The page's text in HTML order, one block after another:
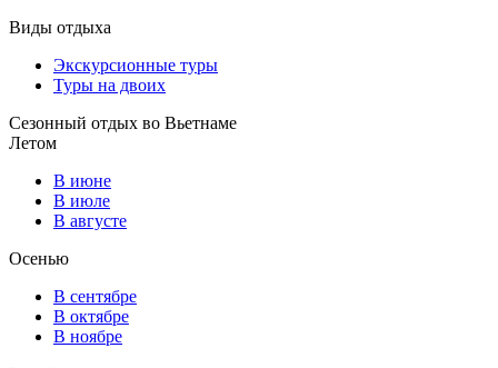
Виды отдыха
Экскурсионные туры
Туры на двоих
Сезонный отдых во Вьетнаме
Летом
В июне
В июле
В августе
Осенью
В сентябре
В октябре
В ноябре